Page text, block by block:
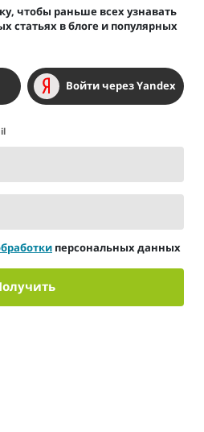
чтобы раньше всех узнавать
статьях в блоге и популярных
Войти через Yandex
персональных данных